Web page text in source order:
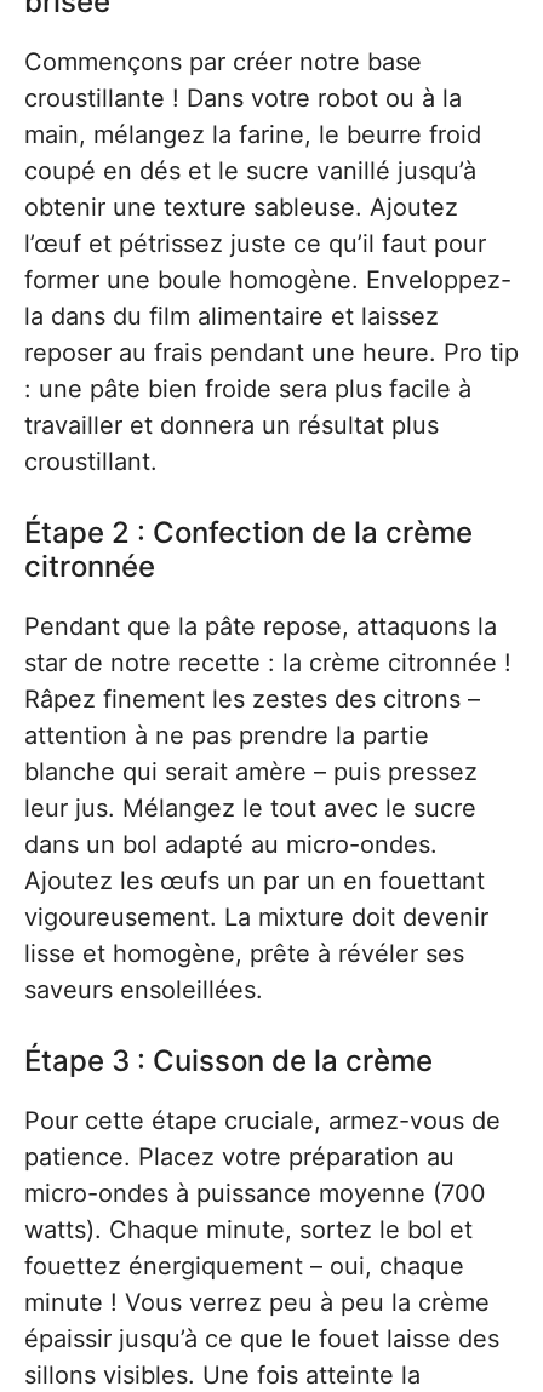
Commençons par créer notre base
croustillante ! Dans votre robot ou à la
main, mélangez la farine, le beurre froid
coupé en dés et le sucre vanillé jusqu’à
obtenir une texture sableuse. Ajoutez
l’œuf et pétrissez juste ce qu’il faut pour
former une boule homogène. Enveloppez-
la dans du film alimentaire et laissez
reposer au frais pendant une heure. Pro tip
: une pâte bien froide sera plus facile à
travailler et donnera un résultat plus
croustillant.
Étape 2 : Confection de la crème
citronnée
Pendant que la pâte repose, attaquons la
star de notre recette : la crème citronnée !
Râpez finement les zestes des citrons –
attention à ne pas prendre la partie
blanche qui serait amère – puis pressez
leur jus. Mélangez le tout avec le sucre
dans un bol adapté au micro-ondes.
Ajoutez les œufs un par un en fouettant
vigoureusement. La mixture doit devenir
lisse et homogène, prête à révéler ses
saveurs ensoleillées.
Étape 3 : Cuisson de la crème
Pour cette étape cruciale, armez-vous de
patience. Placez votre préparation au
micro-ondes à puissance moyenne (700
watts). Chaque minute, sortez le bol et
fouettez énergiquement – oui, chaque
minute ! Vous verrez peu à peu la crème
épaissir jusqu’à ce que le fouet laisse des
sillons visibles. Une fois atteinte la